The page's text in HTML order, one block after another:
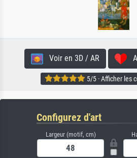
Voir en 3D / AR
5/5 · Afficher les
Configurez d'art
Largeur (motif, cm)